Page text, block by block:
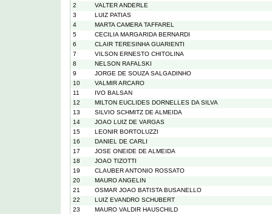
2
VALTER ANDERLE
3
LUIZ PATIAS
4
MARTA CAMERA TAFFAREL
5
CECILIA MARGARIDA BERNARDI
6
CLAIR TERESINHA GUARIENTI
7
VILSON ERNESTO CHITOLINA
8
NELSON RAFALSKI
9
JORGE DE SOUZA SALGADINHO
10
VALMIR ARCARO
11
IVO BALSAN
12
MILTON EUCLIDES DORNELLES DA SILVA
13
SILVIO SCHMITZ DE ALMEIDA
14
JOAO LUIZ DE VARGAS
15
LEONIR BORTOLUZZI
16
DANIEL DE CARLI
17
JOSE ONEIDE DE ALMEIDA
18
JOAO TIZOTTI
19
CLAUBER ANTONIO ROSSATO
20
MAURO ANGELIN
21
OSMAR JOAO BATISTA BUSANELLO
22
LUIZ EVANDRO SCHUBERT
23
MAURO VALDIR HAUSCHILD